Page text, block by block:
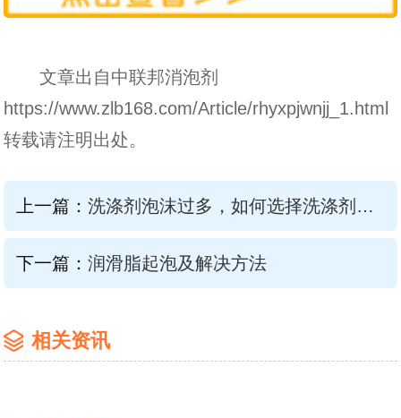
文章出自中联邦消泡剂
https://www.zlb168.com/Article/rhyxpjwnjj_1.html
转载请注明出处。
上一篇： 洗涤剂泡沫过多，如何选择洗涤剂消泡剂？
下一篇： 润滑脂起泡及解决方法
相关资讯